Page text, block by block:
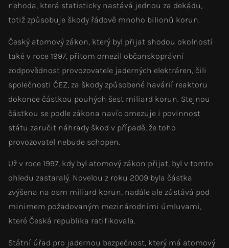
nehoda, která statisticky nastává jednou za dekádu,
totiž způsobuje škody řádově mnoho bilionů korun.
Český atomový zákon, který byl přijat shodou okolností
také v roce 1997, přitom omezil občanskoprávní
zodpovědnost provozovatele jaderných elektráren, čili
společnosti ČEZ, za škody způsobené havárií reaktoru
dokonce částkou pouhých šest miliard korun. Stejnou
částkou se podle zákona navíc omezuje i povinnost
státu zaručit náhrady škod v případě, že toho
provozovatel nebude schopen.
Už v roce 1997, kdy byl atomový zákon přijat, byl v tomto
ohledu zastaralý. Novelou z roku 2009 byla částka
zvýšena na osm miliard korun, nadále ale zůstává pod
minimem požadovaným mezinárodními úmluvami,
které Česká republika ratifikovala.
Státní úřad pro jadernou bezpečnost, který má atomový